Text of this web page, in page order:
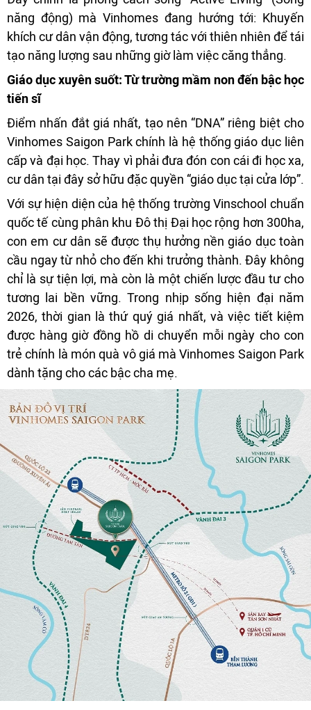
năng động) mà Vinhomes đang hướng tới: Khuyến
khích cư dân vận động, tương tác với thiên nhiên để tái
tạo năng lượng sau những giờ làm việc căng thẳng.
Giáo dục xuyên suốt: Từ trường mầm non đến bậc học
tiến sĩ
Điểm nhấn đắt giá nhất, tạo nên “DNA” riêng biệt cho
Vinhomes Saigon Park chính là hệ thống giáo dục liên
cấp và đại học. Thay vì phải đưa đón con cái đi học xa,
cư dân tại đây sở hữu đặc quyền “giáo dục tại cửa lớp”.
Với sự hiện diện của hệ thống trường Vinschool chuẩn
quốc tế cùng phân khu Đô thị Đại học rộng hơn 300ha,
con em cư dân sẽ được thụ hưởng nền giáo dục toàn
cầu ngay từ nhỏ cho đến khi trưởng thành. Đây không
chỉ là sự tiện lợi, mà còn là một chiến lược đầu tư cho
tương lai bền vững. Trong nhịp sống hiện đại năm
2026, thời gian là thứ quý giá nhất, và việc tiết kiệm
được hàng giờ đồng hồ di chuyển mỗi ngày cho con
trẻ chính là món quà vô giá mà Vinhomes Saigon Park
dành tặng cho các bậc cha mẹ.